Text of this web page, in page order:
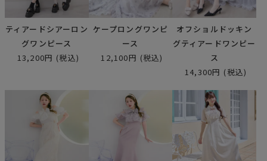
ティアードシアーロン
グワンピース
13,200円 (税込)
ケープロングワンピ
ース
12,100円 (税込)
オフショルドッキン
グティアードワンピー
ス
14,300円 (税込)